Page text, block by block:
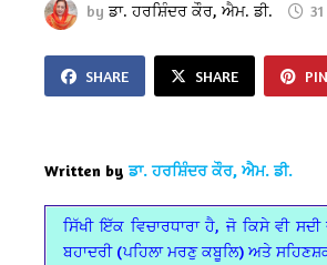
byਡਾ. ਹਰਸ਼ਿੰਦਰ ਕੌਰ, ਐਮ. ਡੀ.
SHARE SHARE
Written by ਡਾ. ਹਰਸ਼ਿੰਦਰ ਕੌਰ, ਐਮ. ਡੀ.
ਸਿੱਖੀ ਇੱਕ ਵਿਚਾਰਧਾਰਾ ਹੈ, ਜੋ ਕਿਸੇ ਵੀ
ਬਹਾਦਰੀ (ਪਹਿਲਾ ਮਰਣੁ ਕਬੂਲਿ) ਅਤੇ